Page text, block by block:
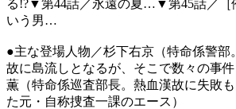
る!?▼第44話／永遠の夏…▼第45話／［
いう男…
●主な登場人物／杉下右京（特命係警部
故に島流しとなるが、そこで数々の事
薫（特命係巡査部長。熱血漢故に失敗
た元・自称捜査一課のエース）